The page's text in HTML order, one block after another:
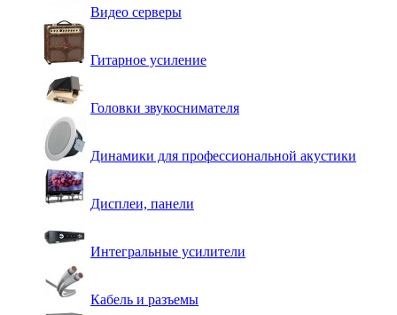
Видео серверы
Гитарное усиление
Головки звукоснимателя
Динамики для профессиональной акустики
Дисплеи, панели
Интегральные усилители
Кабель и разъемы